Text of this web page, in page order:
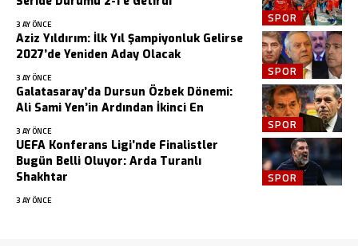
SPOR
3 AY ÖNCE
SPOR
Aziz Yıldırım: İlk Yıl Şampiyonluk Gelirse
2027’de Yeniden Aday Olacak
3 AY ÖNCE
SPOR
Galatasaray’da Dursun Özbek Dönemi:
Ali Sami Yen’in Ardından İkinci En
3 AY ÖNCE
SPOR
UEFA Konferans Ligi’nde Finalistler
Bugün Belli Oluyor: Arda Turanlı
Shakhtar
3 AY ÖNCE